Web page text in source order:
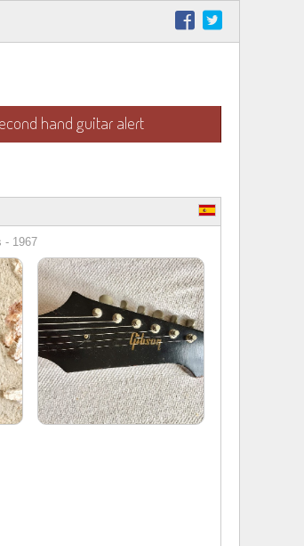
hand guitar alert
- 1967